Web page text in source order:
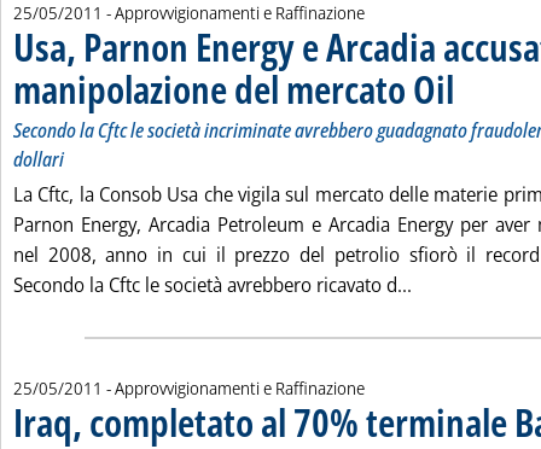
25/05/2011 - Approvvigionamenti e Raffinazione
Usa, Parnon Energy e Arcadia
manipolazione del mercato Oil
Secondo la Cftc le società incriminate avrebbero guadagnato
dollari
La Cftc, la Consob Usa che vigila sul mercato delle materie
Parnon Energy, Arcadia Petroleum e Arcadia Energy per
nel 2008, anno in cui il prezzo del petrolio sfiorò il
Secondo la Cftc le società avrebbero ricavato d...
25/05/2011 - Approvvigionamenti e Raffinazione
Iraq, completato al 70% terminale